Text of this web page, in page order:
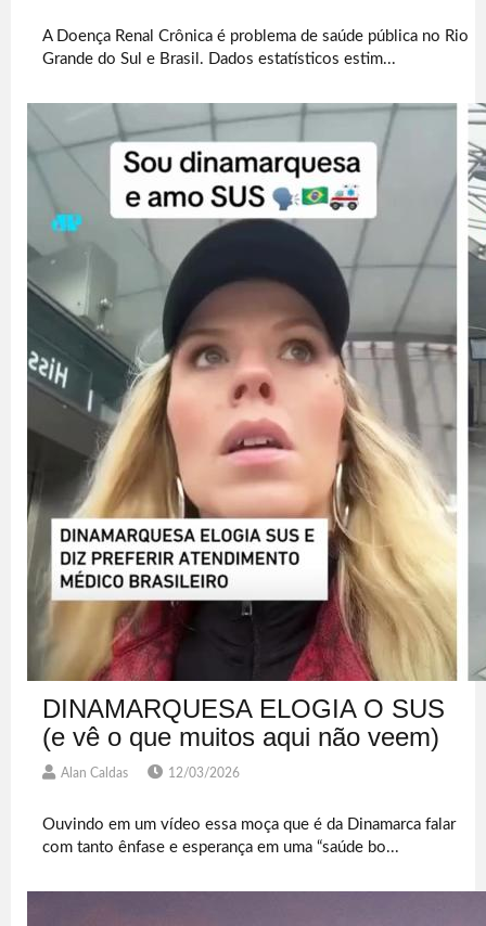
A Doença Renal Crônica é problema de saúde pública no Rio
Grande do Sul e Brasil. Dados estatísticos estim...
DINAMARQUESA ELOGIA O SUS
(e vê o que muitos aqui não veem)
Alan Caldas 12/03/2026
Ouvindo em um vídeo essa moça que é da Dinamarca falar
com tanto ênfase e esperança em uma “saúde bo...